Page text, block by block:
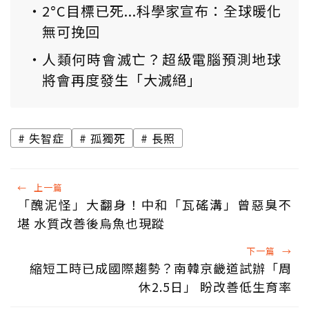
2°C目標已死...科學家宣布：全球暖化
無可挽回
人類何時會滅亡？超級電腦預測地球
將會再度發生「大滅絕」
失智症 孤獨死 長照
← 上一篇
「醜泥怪」大翻身！中和「瓦磘溝」曾惡臭不
堪 水質改善後烏魚也現蹤
下一篇 →
縮短工時已成國際趨勢？南韓京畿道試辦「周
休2.5日」 盼改善低生育率